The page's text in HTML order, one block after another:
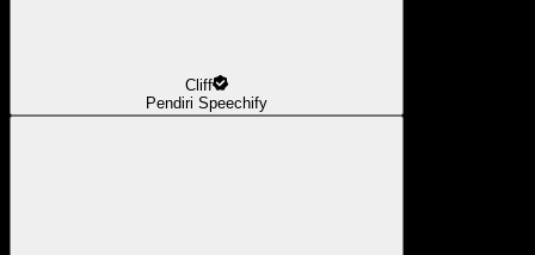
Cliff
Pendiri Speechify